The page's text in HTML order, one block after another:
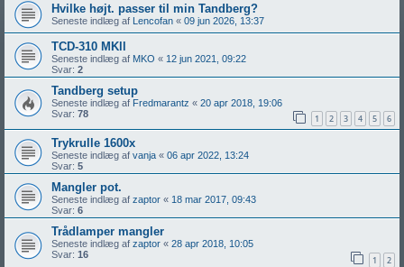
Hvilke højt. passer til min Tandberg?
Seneste indlæg af Lencofan « 09 jun 2026, 13:37
TCD-310 MKll
Seneste indlæg af MKO « 12 jun 2021, 09:22
Svar: 2
Tandberg setup
Seneste indlæg af Fredmarantz « 20 apr 2018, 19:06
Svar: 78 1 2 3 4 5 6
Trykrulle 1600x
Seneste indlæg af vanja « 06 apr 2022, 13:24
Svar: 5
Mangler pot.
Seneste indlæg af zaptor « 18 mar 2017, 09:43
Svar: 6
Trådlamper mangler
Seneste indlæg af zaptor « 28 apr 2018, 10:05
Svar: 16 1 2